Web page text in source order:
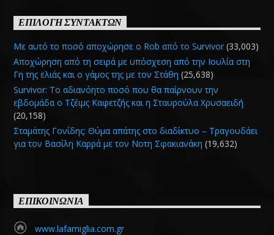
ΕΠΙΛΟΓΗ ΣΥΝΤΑΚΤΩΝ
Με αυτό το ποσό αποχώρησε ο Rob από το Survivor (33,003)
Αποχώρηση από τη σειρά με υπόσχεση από την Ιουλία στη
Γη της ελιάς και ο γάμος της με τον Στάθη (25,638)
Survivor: Το αδιανόητο ποσό που θα παίρνουν την
εβδομάδα ο Τζέιμς Καφετζής και η Σταυρούλα Χρυσαειδή
(20,158)
Σταμάτης Γονίδης: Θύμα απάτης στο διαδίκτυο – Τραγουδάει
για τον Βασίλη Καρρά με τον Νοτη Σφακιανάκη (19,632)
ΕΠΙΚΟΙΝΩΝΙΑ
www.lafamiglia.com.gr